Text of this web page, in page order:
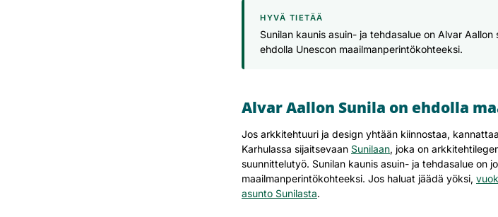
HYVÄ TIETÄÄ
Sunilan kaunis asuin- ja tehdasalue on Alvar
ehdolla Unescon maailmanperintökohteeksi.
Alvar Aallon Sunila on ehdolla
Jos arkkitehtuuri ja design yhtään kiinnostaa,
Karhulassa sijaitsevaan Sunilaan, joka on
suunnittelutyö. Sunilan kaunis asuin- ja tehdasalue on
maailmanperintökohteeksi. Jos haluat jäädä yöksi,
asunto Sunilasta.